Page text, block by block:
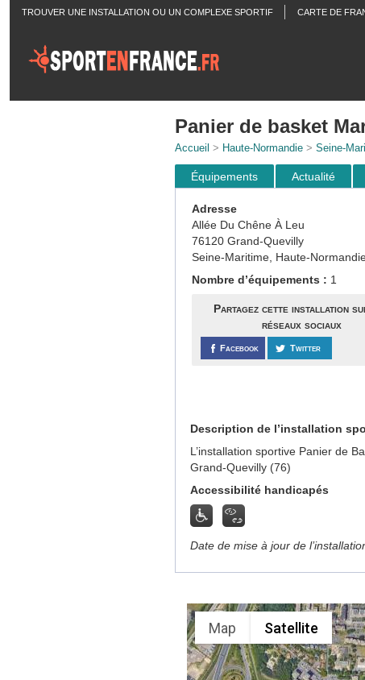
TROUVER UNE INSTALLATION OU UN COMPLEXE SPORTIF CARTE DE
Panier de basket
Accueil > Haute-Normandie> Seine-
Équipements Actualité
Adresse
Allée Du Chêne À Leu
76120 Grand-Quevilly
Seine-Maritime, Haute-
Nombre d’équipements : 1
Partagez cette installation
réseaux sociaux
Facebook Twitter
Description de l’installation
L’installation sportive Panier de
Grand-Quevilly (76)
Accessibilité handicapés
Date de mise à jour de
Map Satellite